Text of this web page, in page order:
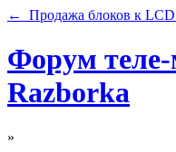
← Продажа блоков к
Форум теле-
Razborka
»